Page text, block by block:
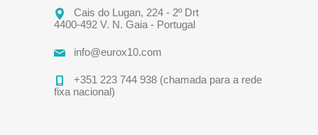
Cais do Lugan, 224 - 2º Drt
4400-492 V. N. Gaia - Portugal
info@eurox10.com
+351 223 744 938 (chamada para a rede
fixa nacional)